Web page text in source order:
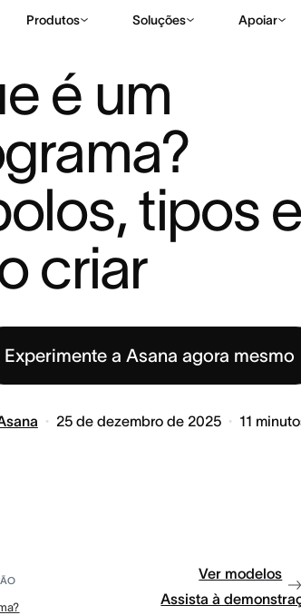
Produtos Soluções Apoiar
é um
tipos e
criar
Experimente a Asana agora mesmo
25 de dezembro de 2025 11
Ver modelos
Assista à